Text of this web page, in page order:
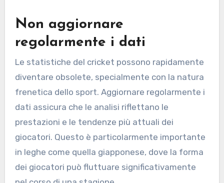
Non aggiornare
regolarmente i dati
Le statistiche del cricket possono rapidamente
diventare obsolete, specialmente con la natura
frenetica dello sport. Aggiornare regolarmente i
dati assicura che le analisi riflettano le
prestazioni e le tendenze più attuali dei
giocatori. Questo è particolarmente importante
in leghe come quella giapponese, dove la forma
dei giocatori può fluttuare significativamente